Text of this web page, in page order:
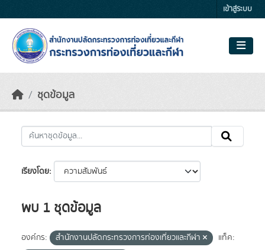
เข้าสู่ระบบ
ชุดข้อมูล
เรียงโดย
พบ 1 ชุดข้อมูล
องค์กร: สำนักงานปลัดกระทรวงการท่องเที่ยวและกีฬา
แท็ค: